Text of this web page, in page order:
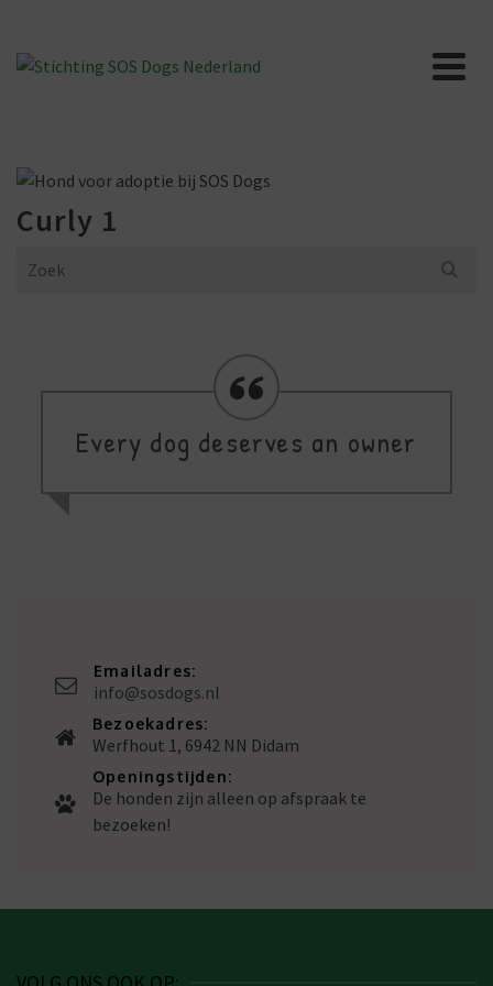
Curly 1
Search
Every dog deserves an owner
Emailadres:
info@sosdogs.nl
Bezoekadres:
Werfhout 1, 6942 NN Didam
Openingstijden:
De honden zijn alleen op afspraak te
bezoeken!